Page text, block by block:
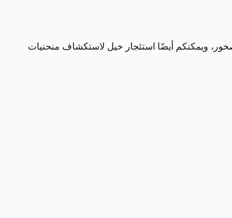
ويمكنكم أيضًا استئجار خيل لاستكشاف منحنيات